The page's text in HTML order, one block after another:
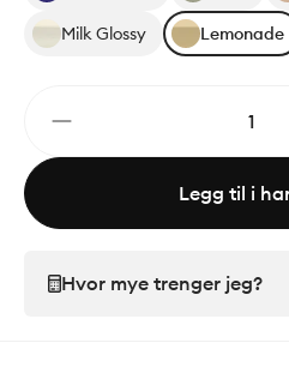
Milk Glossy Lemonade
Legg til i
Hvor mye trenger jeg?